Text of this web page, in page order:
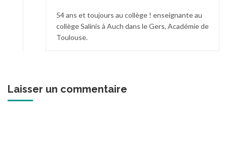
54 ans et toujours au collège ! enseignante au
collège Salinis à Auch dans le Gers, Académie de
Toulouse.
Laisser un commentaire